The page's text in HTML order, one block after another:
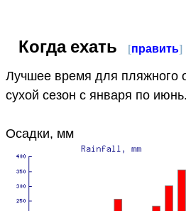
Когда ехать [править]
Лучшее время для пляжного
сухой сезон с января по июнь.
Осадки, мм